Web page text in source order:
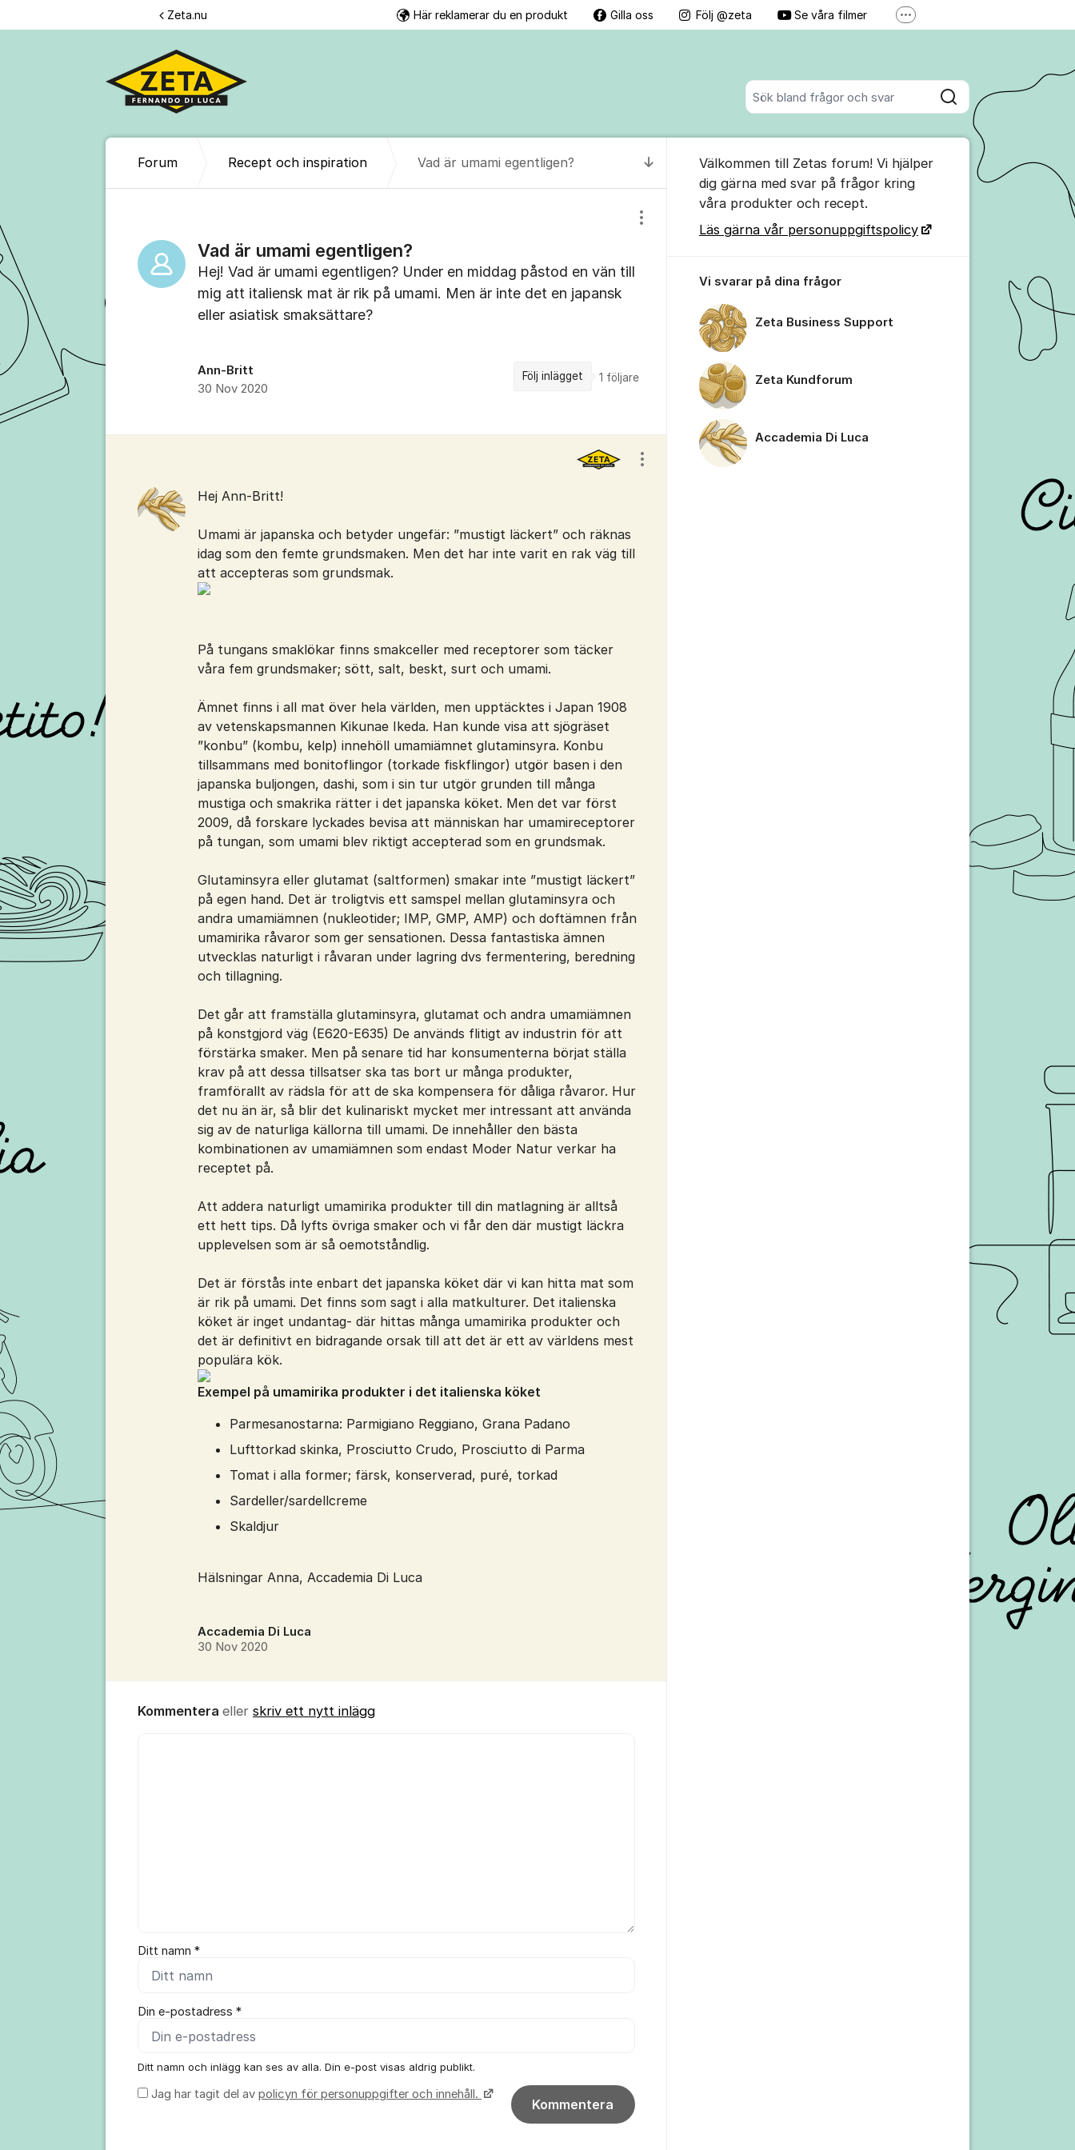
Sök bland alla inlägg
Sök
Zeta.nu Här reklamerar du en produkt Gilla oss Följ @zeta Se våra filmer Fler supportlänkar
Till senaste kommentaren
Forum Recept och inspiration Vad är umami egentligen?
Vad är umami egentligen?
Visa/dölj inställningar för inlägg/kommentar
Hej! Vad är umami egentligen? Under en middag påstod en vän till
mig att italiensk mat är rik på umami. Men är inte det en japansk
eller asiatisk smaksättare?
Ann-Britt
30 Nov 2020
Följ inlägget 1 följare
Hej Ann-Britt!
Umami är japanska och betyder ungefär: ”mustigt läckert” och räknas
idag som den femte grundsmaken. Men det har inte varit en rak väg till
att accepteras som grundsmak.
På tungans smaklökar finns smakceller med receptorer som täcker
våra fem grundsmaker; sött, salt, beskt, surt och umami.
Ämnet finns i all mat över hela världen, men upptäcktes i Japan 1908
av vetenskapsmannen Kikunae Ikeda. Han kunde visa att sjögräset
”konbu” (kombu, kelp) innehöll umamiämnet glutaminsyra. Konbu
tillsammans med bonitoflingor (torkade fiskflingor) utgör basen i den
japanska buljongen, dashi, som i sin tur utgör grunden till många
mustiga och smakrika rätter i det japanska köket. Men det var först
2009, då forskare lyckades bevisa att människan har umamireceptorer
på tungan, som umami blev riktigt accepterad som en grundsmak.
Glutaminsyra eller glutamat (saltformen) smakar inte ”mustigt läckert”
på egen hand. Det är troligtvis ett samspel mellan glutaminsyra och
andra umamiämnen (nukleotider; IMP, GMP, AMP) och doftämnen från
umamirika råvaror som ger sensationen. Dessa fantastiska ämnen
utvecklas naturligt i råvaran under lagring dvs fermentering, beredning
och tillagning.
Det går att framställa glutaminsyra, glutamat och andra umamiämnen
på konstgjord väg (E620-E635) De används flitigt av industrin för att
förstärka smaker. Men på senare tid har konsumenterna börjat ställa
krav på att dessa tillsatser ska tas bort ur många produkter,
framförallt av rädsla för att de ska kompensera för dåliga råvaror. Hur
det nu än är, så blir det kulinariskt mycket mer intressant att använda
sig av de naturliga källorna till umami. De innehåller den bästa
kombinationen av umamiämnen som endast Moder Natur verkar ha
receptet på.
Att addera naturligt umamirika produkter till din matlagning är alltså
ett hett tips. Då lyfts övriga smaker och vi får den där mustigt läckra
upplevelsen som är så oemotståndlig.
Det är förstås inte enbart det japanska köket där vi kan hitta mat som
är rik på umami. Det finns som sagt i alla matkulturer. Det italienska
köket är inget undantag- där hittas många umamirika produkter och
det är definitivt en bidragande orsak till att det är ett av världens mest
populära kök.
Exempel på umamirika produkter i det italienska köket
Parmesanostarna: Parmigiano Reggiano, Grana Padano
Lufttorkad skinka, Prosciutto Crudo, Prosciutto di Parma
Tomat i alla former; färsk, konserverad, puré, torkad
Sardeller/sardellcreme
Skaldjur
Hälsningar Anna, Accademia Di Luca
Accademia Di Luca
30 Nov 2020
Visa/dölj inställningar för inlägg/kommentar
Kommentera eller skriv ett nytt inlägg
Ditt namn *
Din e-postadress *
Ditt namn och inlägg kan ses av alla. Din e-post visas aldrig publikt.
Jag har tagit del av policyn för personuppgifter och innehåll.
Kommentera
Välkommen till Zetas forum! Vi hjälper
dig gärna med svar på frågor kring
våra produkter och recept.
Läs gärna vår personuppgiftspolicy
Vi svarar på dina frågor
Zeta Business Support
Zeta Kundforum
Accademia Di Luca